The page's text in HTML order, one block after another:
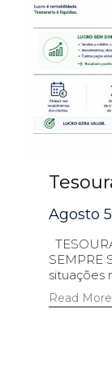
Agosto
SEMPRE
situações
Read More